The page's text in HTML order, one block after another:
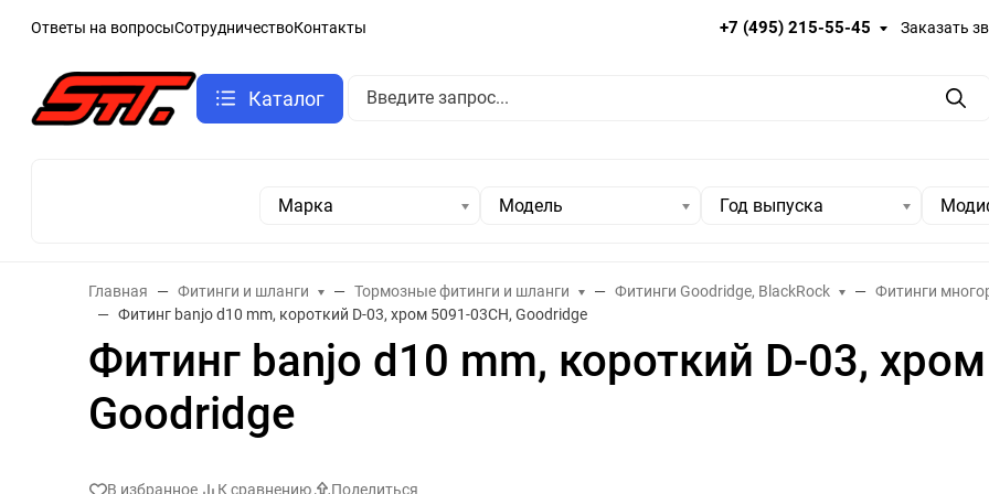
Ответы на вопросыСотрудничествоКонтакты +7 (495) 215-55-45 Заказать
Каталог
Марка Модель Год выпуска
Главная Фитинги и шланги Тормозные фитинги и шланги Фитинги Goodridge, BlackRock
Фитинги
Фитинг banjo d10 mm, короткий D-03, хром 5091-03CH, Goodridge
Фитинг banjo d10 mm, короткий D-03,
Goodridge
В избранное К сравнению Поделиться